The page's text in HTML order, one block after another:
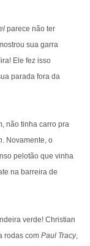
parece não ter
sua garra
Ele fez isso
parada fora da
não tinha carro pra
. Novamente, o
pelotão que vinha
na barreira de
verde! Christian
rodas com Paul Tracy,